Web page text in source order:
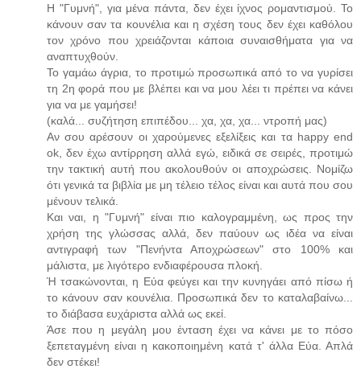
H "Γυμνή", για μένα πάντα, δεν έχει ίχνος ρομαντισμού. Το
κάνουν σαν τα κουνέλια και η σχέση τους δεν έχει καθόλου
τον χρόνο που χρειάζονται κάποια συναισθήματα για να
αναπτυχθούν.
Το γαμάω άγρια, το προτιμώ προσωπικά από το να γυρίσει
τη 2η φορά που με βλέπει και να μου λέει τι πρέπει να κάνει
για να με γαμήσει!
(καλά... συζήτηση επιπέδου... χα, χα, χα... ντροπή μας)
Αν σου αρέσουν οι χαρούμενες εξελίξεις και τα happy end
ok, δεν έχω αντίρρηση αλλά εγώ, ειδικά σε σειρές, προτιμώ
την τακτική αυτή που ακολουθούν οι αποχρώσεις. Νομίζω
ότι γενικά τα βιβλία με μη τέλειο τέλος είναι και αυτά που σου
μένουν τελικά.
Και ναι, η "Γυμνή" είναι πιο καλογραμμένη, ως προς την
χρήση της γλώσσας αλλά, δεν παύουν ως ιδέα να είναι
αντιγραφή των "Πενήντα Αποχρώσεων" στο 100% και
μάλιστα, με λιγότερο ενδιαφέρουσα πλοκή.
Ή τσακώνονται, η Εύα φεύγει και την κυνηγάει από πίσω ή
το κάνουν σαν κουνέλια. Προσωπικά δεν το καταλαβαίνω...
το διάβασα ευχάριστα αλλά ως εκεί.
Άσε που η μεγάλη μου ένταση έχει να κάνει με το πόσο
ξεπεταγμένη είναι η κακοποιημένη κατά τ' άλλα Εύα. Απλά
δεν στέκει!